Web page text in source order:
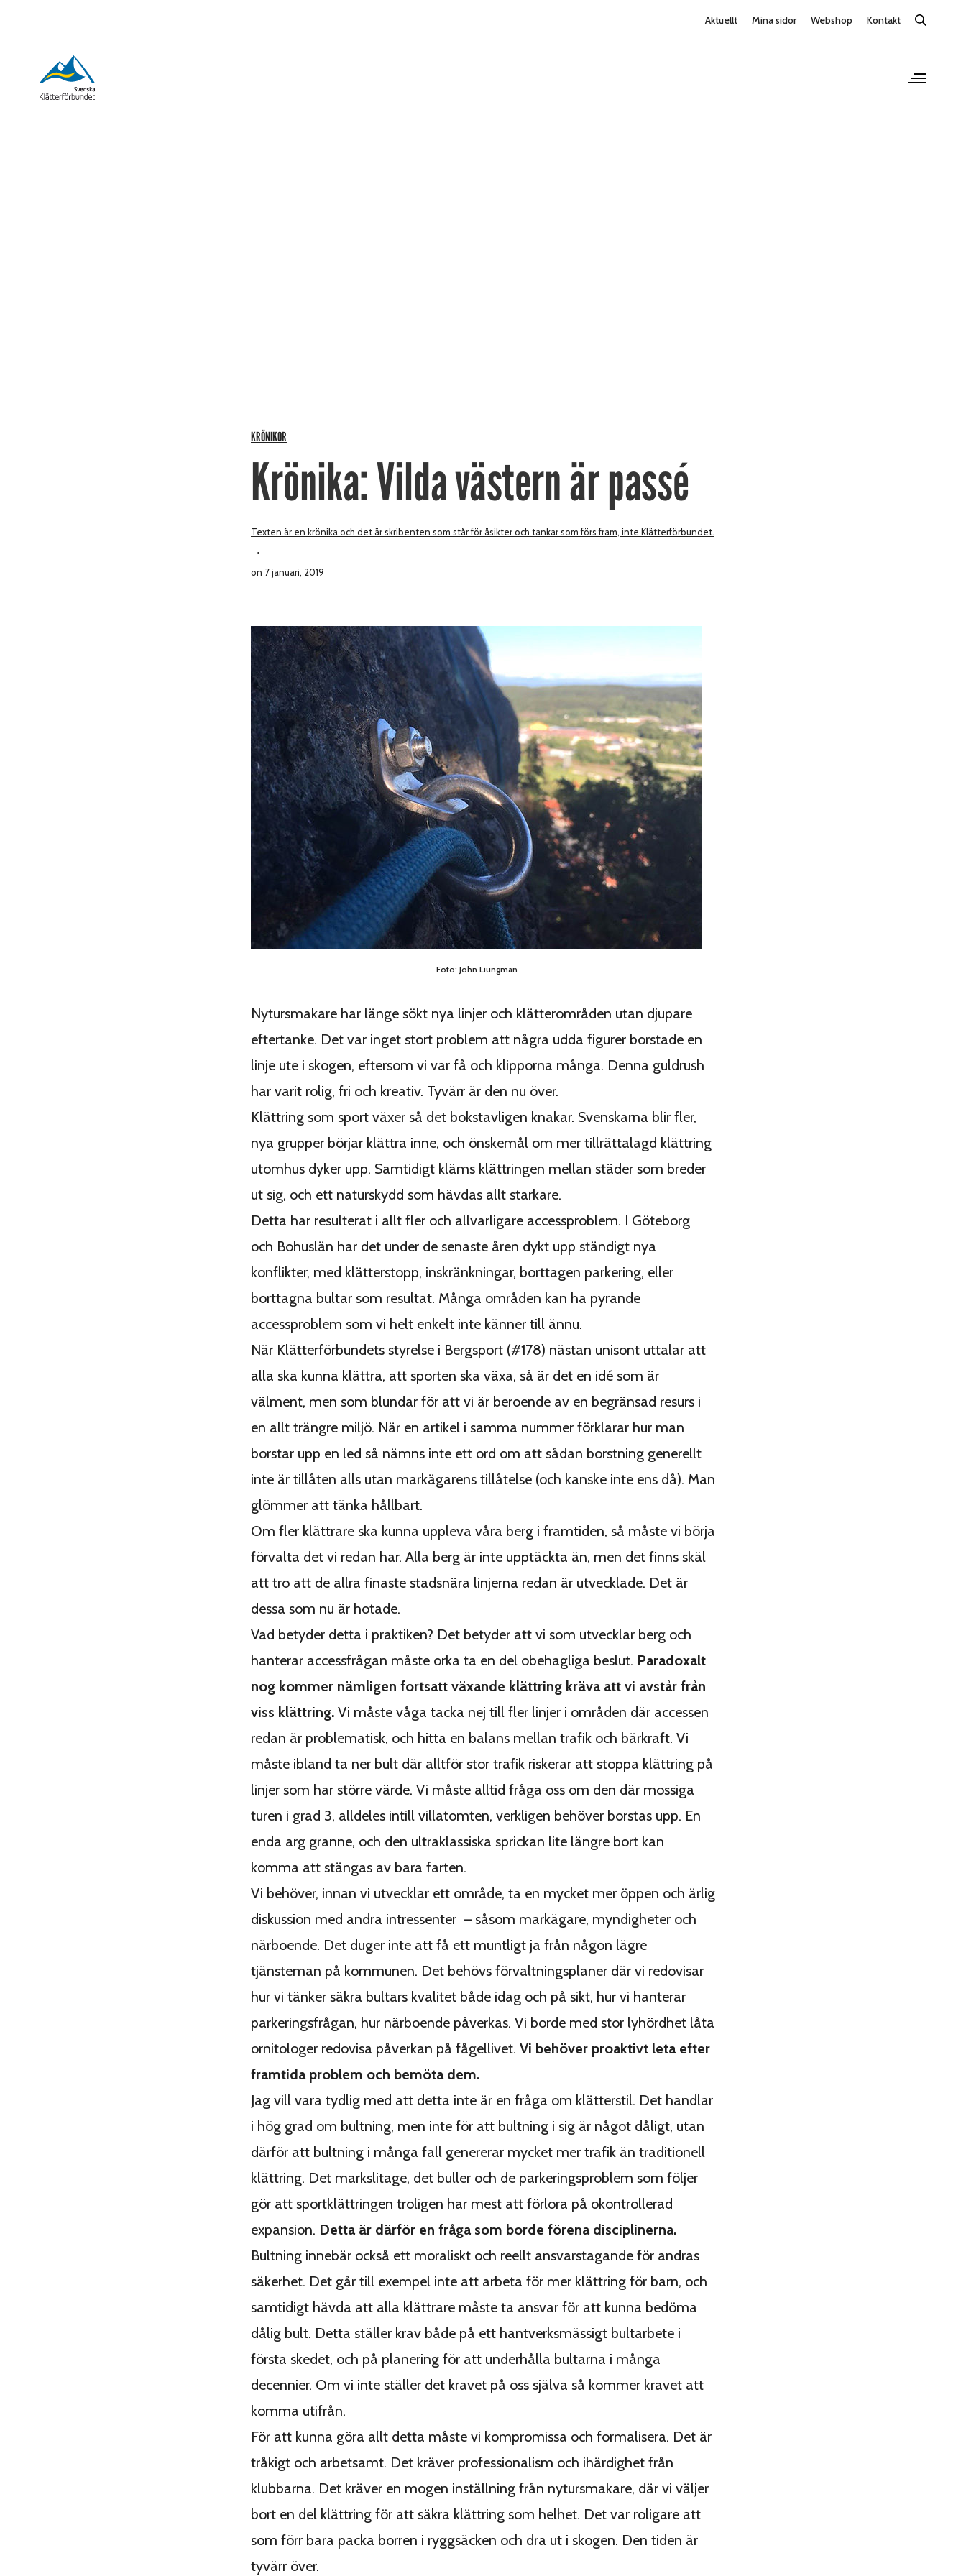
Aktuellt Mina sidor Webshop Kontakt
KRÖNIKOR
Krönika: Vilda västern är passé
Texten är en krönika och det är skribenten som står för åsikter och tankar som förs fram, inte Klätterförbundet.
on 7 januari, 2019
Foto: John Liungman
Nytursmakare har länge sökt nya linjer och klätterområden utan djupare
eftertanke. Det var inget stort problem att några udda figurer borstade en
linje ute i skogen, eftersom vi var få och klipporna många. Denna guldrush
har varit rolig, fri och kreativ. Tyvärr är den nu över.
Klättring som sport växer så det bokstavligen knakar. Svenskarna blir fler,
nya grupper börjar klättra inne, och önskemål om mer tillrättalagd klättring
utomhus dyker upp. Samtidigt kläms klättringen mellan städer som breder
ut sig, och ett naturskydd som hävdas allt starkare.
Detta har resulterat i allt fler och allvarligare accessproblem. I Göteborg
och Bohuslän har det under de senaste åren dykt upp ständigt nya
konflikter, med klätterstopp, inskränkningar, borttagen parkering, eller
borttagna bultar som resultat. Många områden kan ha pyrande
accessproblem som vi helt enkelt inte känner till ännu.
När Klätterförbundets styrelse i Bergsport (#178) nästan unisont uttalar att
alla ska kunna klättra, att sporten ska växa, så är det en idé som är
välment, men som blundar för att vi är beroende av en begränsad resurs i
en allt trängre miljö. När en artikel i samma nummer förklarar hur man
borstar upp en led så nämns inte ett ord om att sådan borstning generellt
inte är tillåten alls utan markägarens tillåtelse (och kanske inte ens då). Man
glömmer att tänka hållbart.
Om fler klättrare ska kunna uppleva våra berg i framtiden, så måste vi börja
förvalta det vi redan har. Alla berg är inte upptäckta än, men det finns skäl
att tro att de allra finaste stadsnära linjerna redan är utvecklade. Det är
dessa som nu är hotade.
Vad betyder detta i praktiken? Det betyder att vi som utvecklar berg och
hanterar accessfrågan måste orka ta en del obehagliga beslut. Paradoxalt
nog kommer nämligen fortsatt växande klättring kräva att vi avstår från
viss klättring. Vi måste våga tacka nej till fler linjer i områden där accessen
redan är problematisk, och hitta en balans mellan trafik och bärkraft. Vi
måste ibland ta ner bult där alltför stor trafik riskerar att stoppa klättring på
linjer som har större värde. Vi måste alltid fråga oss om den där mossiga
turen i grad 3, alldeles intill villatomten, verkligen behöver borstas upp. En
enda arg granne, och den ultraklassiska sprickan lite längre bort kan
komma att stängas av bara farten.
Vi behöver, innan vi utvecklar ett område, ta en mycket mer öppen och ärlig
diskussion med andra intressenter – såsom markägare, myndigheter och
närboende. Det duger inte att få ett muntligt ja från någon lägre
tjänsteman på kommunen. Det behövs förvaltningsplaner där vi redovisar
hur vi tänker säkra bultars kvalitet både idag och på sikt, hur vi hanterar
parkeringsfrågan, hur närboende påverkas. Vi borde med stor lyhördhet låta
ornitologer redovisa påverkan på fågellivet. Vi behöver proaktivt leta efter
framtida problem och bemöta dem.
Jag vill vara tydlig med att detta inte är en fråga om klätterstil. Det handlar
i hög grad om bultning, men inte för att bultning i sig är något dåligt, utan
därför att bultning i många fall genererar mycket mer trafik än traditionell
klättring. Det markslitage, det buller och de parkeringsproblem som följer
gör att sportklättringen troligen har mest att förlora på okontrollerad
expansion. Detta är därför en fråga som borde förena disciplinerna.
Bultning innebär också ett moraliskt och reellt ansvarstagande för andras
säkerhet. Det går till exempel inte att arbeta för mer klättring för barn, och
samtidigt hävda att alla klättrare måste ta ansvar för att kunna bedöma
dålig bult. Detta ställer krav både på ett hantverksmässigt bultarbete i
första skedet, och på planering för att underhålla bultarna i många
decennier. Om vi inte ställer det kravet på oss själva så kommer kravet att
komma utifrån.
För att kunna göra allt detta måste vi kompromissa och formalisera. Det är
tråkigt och arbetsamt. Det kräver professionalism och ihärdighet från
klubbarna. Det kräver en mogen inställning från nytursmakare, där vi väljer
bort en del klättring för att säkra klättring som helhet. Det var roligare att
som förr bara packa borren i ryggsäcken och dra ut i skogen. Den tiden är
tyvärr över.